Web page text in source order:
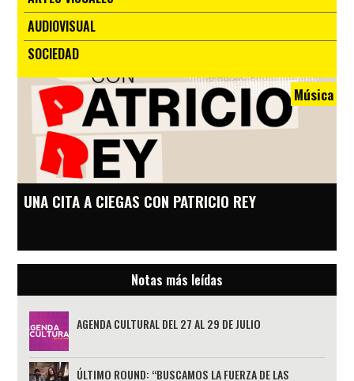
AUDIOVISUAL
SOCIEDAD
Música
UNA CITA A CIEGAS CON PATRICIO REY
Notas más leídas
AGENDA CULTURAL DEL 27 AL 29 DE JULIO
ÚLTIMO ROUND: “BUSCAMOS LA FUERZA DE LAS